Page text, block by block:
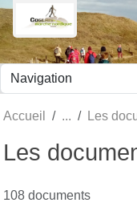
Accueil Les
Les
108 documents
Panneau de gestion